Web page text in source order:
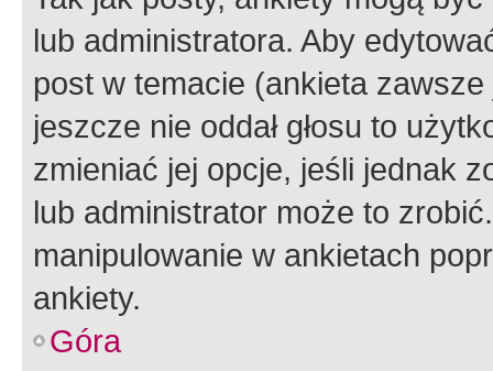
lub administratora. Aby
post w temacie (ankieta
jeszcze nie oddał głosu to
zmieniać jej opcje, jeśli jednak
lub administrator może to
manipulowanie w ankietach
ankiety.
Góra